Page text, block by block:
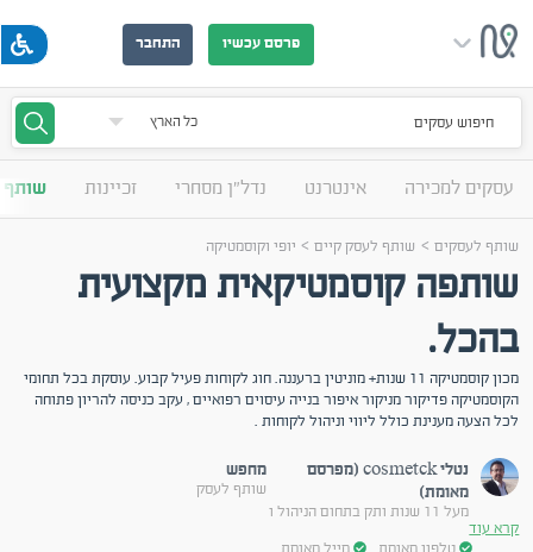
פרסם עכשיו התחבר
חיפוש עסקים
עסקים למכירה אינטרנט נדל"ן מסחרי זכיינות שותף
שותף לעסקים> שותף לעסק קיים> יופי וקוסמטיקה
שותפה קוסמטיקאית מקצועית
בהכל.
מכון קוסמטיקה 11 שנות+ מוניטין ברעננה. חוג לקוחות פעיל קבוע. עוסקת בכל תחומי
הקוסמטיקה פדיקור מניקור איפור בנייה עיסוים רפואיים , עקב כניסה להריון פתוחה
לכל הצעה מענינת כולל ליווי וניהול לקוחות .
נטלי cosmetck (מפרסם
מאומת)
מעל 11 שנות ותק בתחום הניהול ו
קרא עוד
מחפש
שותף לעסק